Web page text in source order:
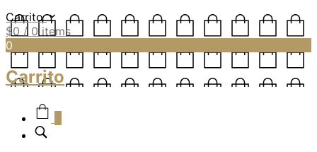
Carrito
$0 / 0 items
0
Carrito